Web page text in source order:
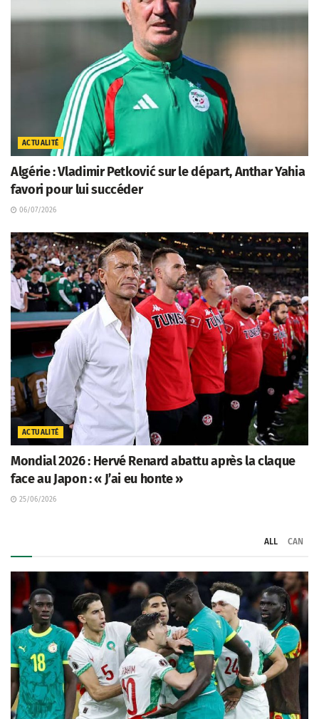
ACTUALITÉ
Algérie : Vladimir Petković sur le départ, Anthar Yahia
favori pour lui succéder
06/07/2026
ACTUALITÉ
Mondial 2026 : Hervé Renard abattu après la claque
face au Japon : « J’ai eu honte »
25/06/2026
ALL CAN